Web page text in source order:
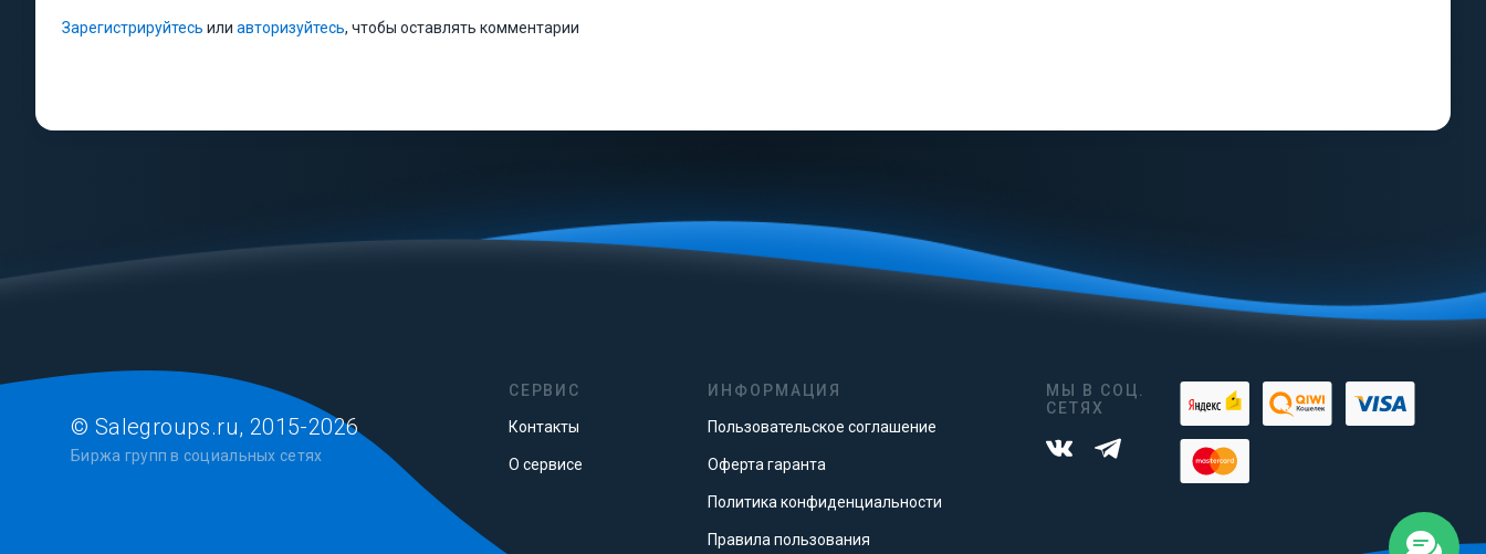
Зарегистрируйтесь или авторизуйтесь, чтобы оставлять комментарии
СЕРВИС
Контакты
О сервисе
ИНФОРМАЦИЯ
Пользовательское соглашение
Оферта гаранта
Политика конфиденциальности
Правила пользования
МЫ В СОЦ.
СЕТЯХ
© Salegroups.ru, 2015-2026
Биржа групп в социальных сетях